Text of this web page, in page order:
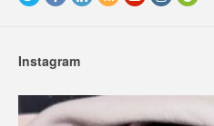
Instagram